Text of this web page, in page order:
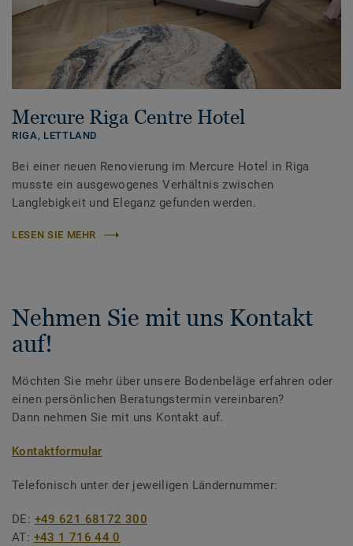
Mercure Riga Centre Hotel
RIGA, LETTLAND
Bei einer neuen Renovierung im Mercure Hotel in Riga
musste ein ausgewogenes Verhältnis zwischen
Langlebigkeit und Eleganz gefunden werden.
LESEN SIE MEHR
Nehmen Sie mit uns Kontakt
auf!
Möchten Sie mehr über unsere Bodenbeläge erfahren oder
einen persönlichen Beratungstermin vereinbaren?
Dann nehmen Sie mit uns Kontakt auf.
Kontaktformular
Telefonisch unter der jeweiligen Ländernummer:
DE: +49 621 68172 300
AT: +43 1 716 44 0